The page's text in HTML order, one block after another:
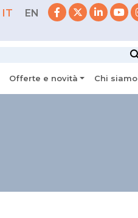
IT EN
Offerte e novità Chi siamo